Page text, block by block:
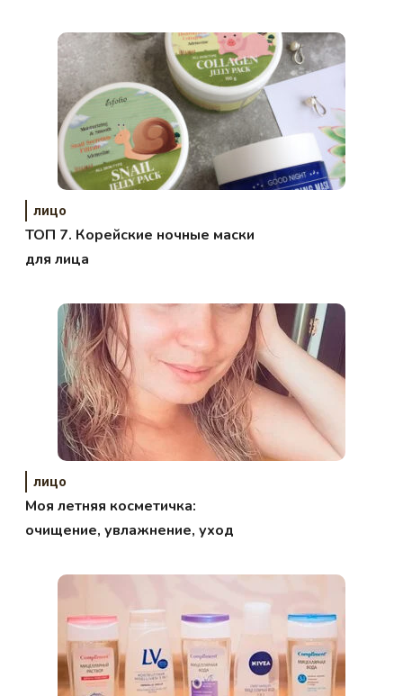
лицо
ТОП 7. Корейские ночные маски
для лица
лицо
Моя летняя косметичка:
очищение, увлажнение, уход